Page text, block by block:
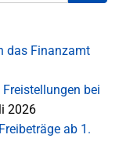
das Finanzamt
bei
2026
ab 1.